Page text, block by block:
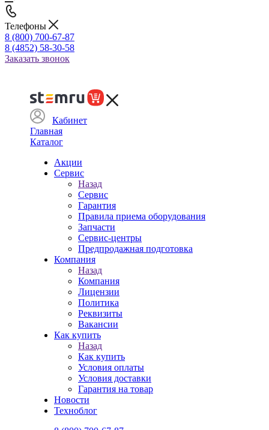
Телефоны
8 (800) 700-67-87
8 (4852) 58-30-58
Заказать звонок
Кабинет
Главная
Каталог
Акции
Сервис
Назад
Сервис
Гарантия
Правила приема оборудования
Запчасти
Сервис-центры
Предпродажная подготовка
Компания
Назад
Компания
Лицензии
Политика
Реквизиты
Вакансии
Как купить
Назад
Как купить
Условия оплаты
Условия доставки
Гарантия на товар
Новости
Техноблог